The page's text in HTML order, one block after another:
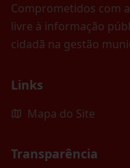
Comprometidos com
livre à informação
cidadã na gestão
Links
Mapa do Site
Transparência